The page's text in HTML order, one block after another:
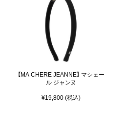
【MA CHERE JEANNE】 マシェー
ル ジャンヌ
¥19,800 (税込)